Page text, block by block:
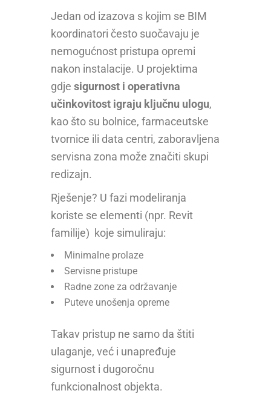
Jedan od izazova s kojim se BIM
koordinatori često suočavaju je
nemogućnost pristupa opremi
nakon instalacije. U projektima
gdje sigurnost i operativna
učinkovitost igraju ključnu ulogu,
kao što su bolnice, farmaceutske
tvornice ili data centri, zaboravljena
servisna zona može značiti skupi
redizajn.
Rješenje? U fazi modeliranja
koriste se elementi (npr. Revit
familije) koje simuliraju:
Minimalne prolaze
Servisne pristupe
Radne zone za održavanje
Puteve unošenja opreme
Takav pristup ne samo da štiti
ulaganje, već i unapređuje
sigurnost i dugoročnu
funkcionalnost objekta.